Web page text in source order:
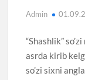
Admin
“Shashlik”
asrda kirib
so’zi sixni